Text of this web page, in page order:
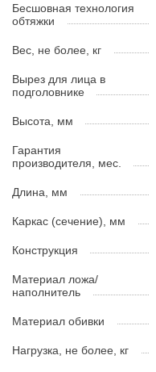
Бесшовная технология
обтяжки
Вес, не более, кг
Вырез для лица в
подголовнике
Высота, мм
Гарантия
производителя, мес.
Длина, мм
Каркас (сечение), мм
Конструкция
Материал ложа/
наполнитель
Материал обивки
Нагрузка, не более, кг